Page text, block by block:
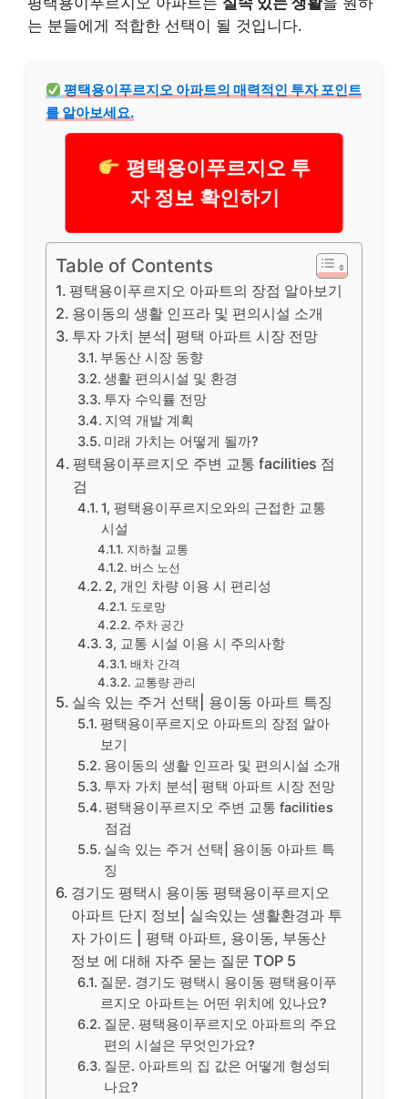
는 분들에게 적합한 선택이 될 것입니다.
평택용이푸르지오 아파트의 매력적인 투자 포인트
를 알아보세요.
평택용이푸르지오 투
자 정보 확인하기
Table of Contents
평택용이푸르지오 아파트의 장점 알아보기
용이동의 생활 인프라 및 편의시설 소개
투자 가치 분석| 평택 아파트 시장 전망
부동산 시장 동향
생활 편의시설 및 환경
투자 수익률 전망
지역 개발 계획
미래 가치는 어떻게 될까?
평택용이푸르지오 주변 교통 facilities 점
검
1, 평택용이푸르지오와의 근접한 교통
시설
지하철 교통
버스 노선
2, 개인 차량 이용 시 편리성
도로망
주차 공간
3, 교통 시설 이용 시 주의사항
배차 간격
교통량 관리
실속 있는 주거 선택| 용이동 아파트 특징
평택용이푸르지오 아파트의 장점 알아
보기
용이동의 생활 인프라 및 편의시설 소개
투자 가치 분석| 평택 아파트 시장 전망
평택용이푸르지오 주변 교통 facilities
점검
실속 있는 주거 선택| 용이동 아파트 특
징
경기도 평택시 용이동 평택용이푸르지오
아파트 단지 정보| 실속있는 생활환경과 투
자 가이드 | 평택 아파트, 용이동, 부동산
정보 에 대해 자주 묻는 질문 TOP 5
질문. 경기도 평택시 용이동 평택용이푸
르지오 아파트는 어떤 위치에 있나요?
질문. 평택용이푸르지오 아파트의 주요
편의 시설은 무엇인가요?
질문. 아파트의 집 값은 어떻게 형성되
나요?